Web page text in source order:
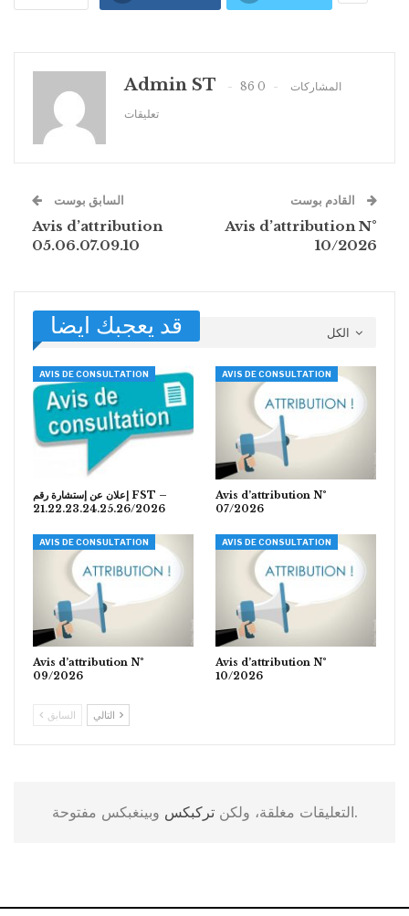
Admin ST 86 المشاركات
0
تعليقات
السابق بوست
Avis d’attribution
05.06.07.09.10
Avis d’attribution N°
10/2026
قد يعجبك ايضا
AVIS DE CONSULTATION
إعلان عن إستشارة رقم FST –
21.22.23.24.25.26/2026
AVIS DE CONSULTATION
Avis d’attribution N°
07/2026
AVIS DE CONSULTATION
Avis d’attribution N°
09/2026
AVIS DE CONSULTATION
Avis d’attribution N°
10/2026
السابق
التعليقات مغلقة، ولكنتركبكس وبينغبكس مفتوحة.